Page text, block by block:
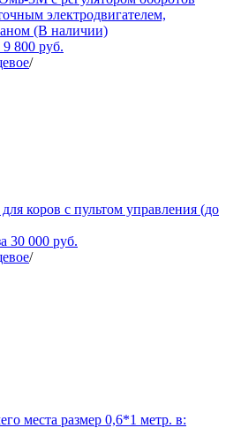
электродвигателем,
(В наличии)
9 800 руб.
/
коров с пультом управления (до
30 000 руб.
/
места размер 0,6*1 метр. в: